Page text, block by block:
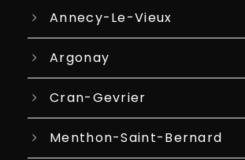
Annecy-Le-Vieux
Argonay
Cran-Gevrier
Menthon-Saint-Bernard